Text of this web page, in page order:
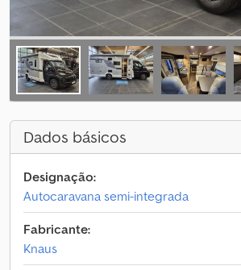
Dados básicos
Designação:
Autocaravana semi-integrada
Fabricante:
Knaus